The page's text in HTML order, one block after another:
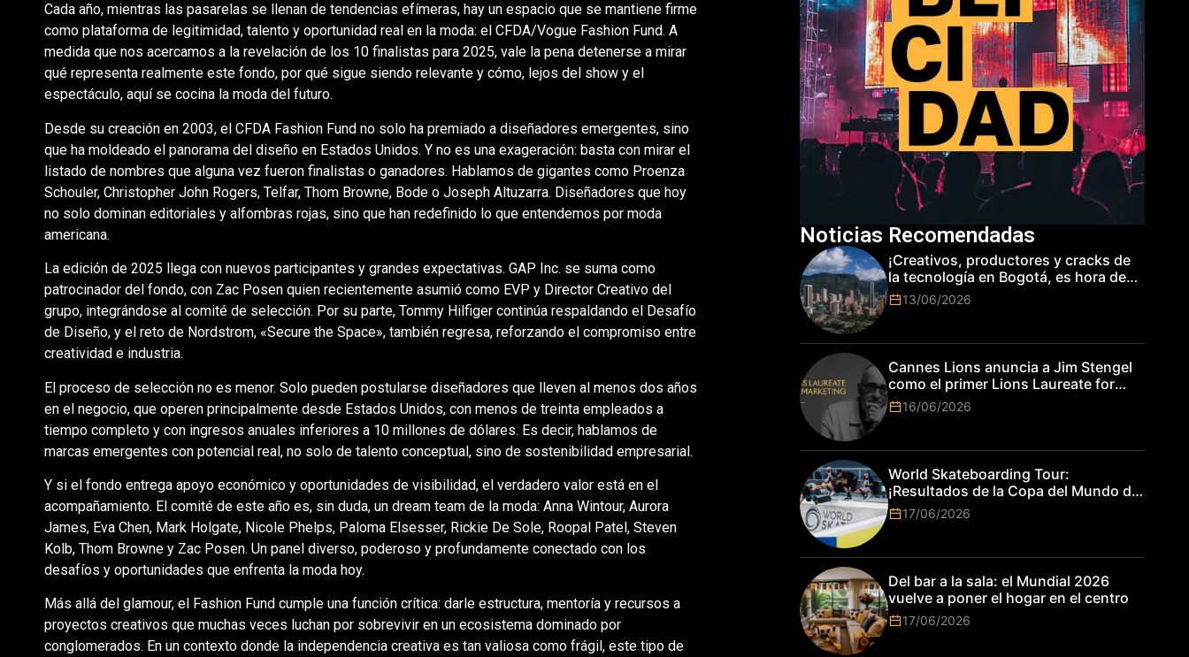
Cada año, mientras las pasarelas se llenan de tendencias efímeras, hay un espacio que se mantiene firme
como plataforma de legitimidad, talento y oportunidad real en la moda: el CFDA/Vogue Fashion Fund. A
medida que nos acercamos a la revelación de los 10 finalistas para 2025, vale la pena detenerse a mirar
qué representa realmente este fondo, por qué sigue siendo relevante y cómo, lejos del show y el
espectáculo, aquí se cocina la moda del futuro.
Desde su creación en 2003, el CFDA Fashion Fund no solo ha premiado a diseñadores emergentes, sino
que ha moldeado el panorama del diseño en Estados Unidos. Y no es una exageración: basta con mirar el
listado de nombres que alguna vez fueron finalistas o ganadores. Hablamos de gigantes como Proenza
Schouler, Christopher John Rogers, Telfar, Thom Browne, Bode o Joseph Altuzarra. Diseñadores que hoy
no solo dominan editoriales y alfombras rojas, sino que han redefinido lo que entendemos por moda
americana.
La edición de 2025 llega con nuevos participantes y grandes expectativas. GAP Inc. se suma como
patrocinador del fondo, con Zac Posen quien recientemente asumió como EVP y Director Creativo del
grupo, integrándose al comité de selección. Por su parte, Tommy Hilfiger continúa respaldando el Desafío
de Diseño, y el reto de Nordstrom, «Secure the Space», también regresa, reforzando el compromiso entre
creatividad e industria.
El proceso de selección no es menor. Solo pueden postularse diseñadores que lleven al menos dos años
en el negocio, que operen principalmente desde Estados Unidos, con menos de treinta empleados a
tiempo completo y con ingresos anuales inferiores a 10 millones de dólares. Es decir, hablamos de
marcas emergentes con potencial real, no solo de talento conceptual, sino de sostenibilidad empresarial.
Y si el fondo entrega apoyo económico y oportunidades de visibilidad, el verdadero valor está en el
acompañamiento. El comité de este año es, sin duda, un dream team de la moda: Anna Wintour, Aurora
James, Eva Chen, Mark Holgate, Nicole Phelps, Paloma Elsesser, Rickie De Sole, Roopal Patel, Steven
Kolb, Thom Browne y Zac Posen. Un panel diverso, poderoso y profundamente conectado con los
desafíos y oportunidades que enfrenta la moda hoy.
Más allá del glamour, el Fashion Fund cumple una función crítica: darle estructura, mentoría y recursos a
proyectos creativos que muchas veces luchan por sobrevivir en un ecosistema dominado por
conglomerados. En un contexto donde la independencia creativa es tan valiosa como frágil, este tipo de
Noticias Recomendadas
¡Creativos, productores y cracks de
la tecnología en Bogotá, es hora de
subir de nivel! Las marcas más top
del mundo esperan por su talento.
13/06/2026
Cannes Lions anuncia a Jim Stengel
como el primer Lions Laureate for
Marketing
16/06/2026
World Skateboarding Tour:
¡Resultados de la Copa del Mundo de
Park de Roma 2026!
17/06/2026
Del bar a la sala: el Mundial 2026
vuelve a poner el hogar en el centro
17/06/2026